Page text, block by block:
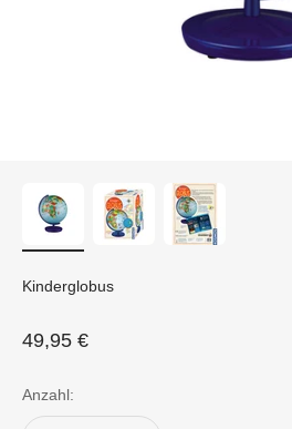
Kinderglobus
Angebot
49,95 €
Anzahl: